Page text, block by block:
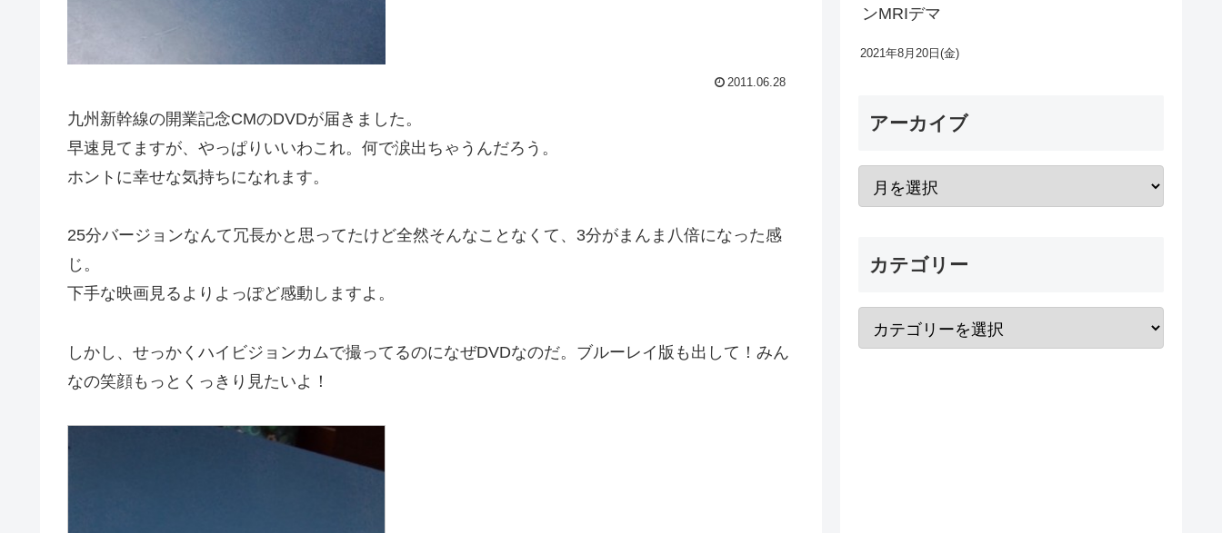
2011.06.28
九州新幹線の開業記念CMのDVDが届きました。
早速見てますが、やっぱりいいわこれ。何で涙出ちゃうんだろう。
ホントに幸せな気持ちになれます。
25分バージョンなんて冗長かと思ってたけど全然そんなことなくて、3分がまんま八倍になった感
じ。
下手な映画見るよりよっぽど感動しますよ。
しかし、せっかくハイビジョンカムで撮ってるのになぜDVDなのだ。ブルーレイ版も出して！みん
なの笑顔もっとくっきり見たいよ！
ンMRIデマ
2021年8月20日(金)
アーカイブ
カテゴリー